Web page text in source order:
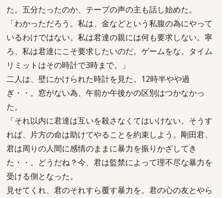
た。五分たったのか、テープの声の主も話し始めた。
「わかっただろう。私は、金などという私腹の為にやって
いるわけではない。私は君達の親には何も要求しない。寧
ろ、私は君達にこそ要求したいのだ。ゲームをな。タイム
リミットはその時計で3時まで。」
二人は、壁にかけられた時計を見た。12時半やや過
ぎ・・。窓がない為、午前か午後かの区別はつかなかっ
た。
「それ以内に君達は互いを殺さなくてはいけない。そうす
れば、片方の命は助けてやることを約束しよう。剛田君、
君は周りの人間に感情のままに暴力を振りかざしてき
た・・。どうだね？今、君は監禁によって理不尽な暴力を
受ける側となった。
見せてくれ、君のそれすら覆す暴力を。君の心の友とやら